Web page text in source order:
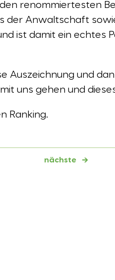
renommiertesten
der Anwaltschaft
ist damit ein echtes
Auszeichnung und
uns gehen und
Ranking.
nächste →